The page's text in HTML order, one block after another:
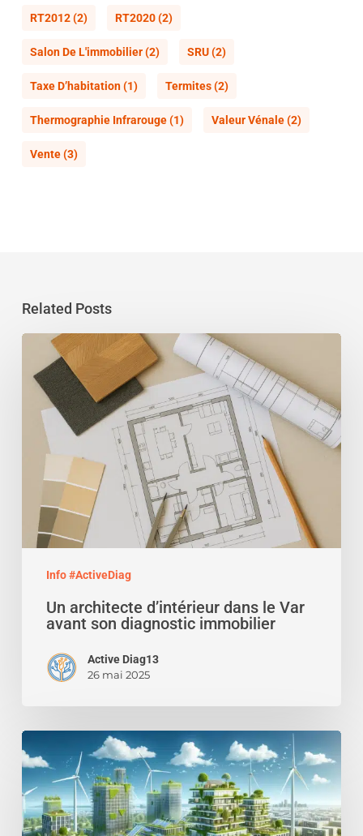
RT2012(2) RT2020(2)
Salon De L'immobilier(2) SRU(2)
Taxe D’habitation(1) Termites(2)
Thermographie Infrarouge(1) Valeur Vénale(2)
Vente(3)
Related Posts
Info #ActiveDiag
architecte
d’intérieur
dans
avant
diagnostic
immobilier
Un architecte d’intérieur dans le Var
avant son diagnostic immobilier
Active Diag13
26 mai 2025
bilan
carbone
dans
la